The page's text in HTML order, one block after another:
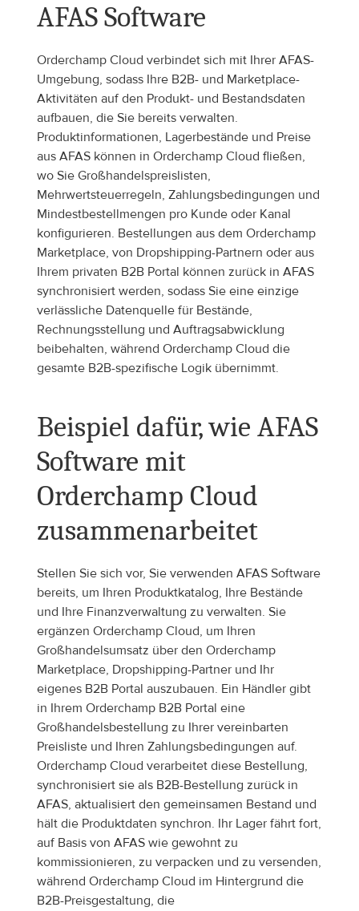
AFAS Software
Orderchamp Cloud verbindet sich mit Ihrer AFAS-
Umgebung, sodass Ihre B2B- und Marketplace-
Aktivitäten auf den Produkt- und Bestandsdaten
aufbauen, die Sie bereits verwalten.
Produktinformationen, Lagerbestände und Preise
aus AFAS können in Orderchamp Cloud fließen,
wo Sie Großhandelspreislisten,
Mehrwertsteuerregeln, Zahlungsbedingungen und
Mindestbestellmengen pro Kunde oder Kanal
konfigurieren. Bestellungen aus dem Orderchamp
Marketplace, von Dropshipping-Partnern oder aus
Ihrem privaten B2B Portal können zurück in AFAS
synchronisiert werden, sodass Sie eine einzige
verlässliche Datenquelle für Bestände,
Rechnungsstellung und Auftragsabwicklung
beibehalten, während Orderchamp Cloud die
gesamte B2B-spezifische Logik übernimmt.
Beispiel dafür, wie AFAS
Software mit
Orderchamp Cloud
zusammenarbeitet
Stellen Sie sich vor, Sie verwenden AFAS Software
bereits, um Ihren Produktkatalog, Ihre Bestände
und Ihre Finanzverwaltung zu verwalten. Sie
ergänzen Orderchamp Cloud, um Ihren
Großhandelsumsatz über den Orderchamp
Marketplace, Dropshipping-Partner und Ihr
eigenes B2B Portal auszubauen. Ein Händler gibt
in Ihrem Orderchamp B2B Portal eine
Großhandelsbestellung zu Ihrer vereinbarten
Preisliste und Ihren Zahlungsbedingungen auf.
Orderchamp Cloud verarbeitet diese Bestellung,
synchronisiert sie als B2B-Bestellung zurück in
AFAS, aktualisiert den gemeinsamen Bestand und
hält die Produktdaten synchron. Ihr Lager fährt fort,
auf Basis von AFAS wie gewohnt zu
kommissionieren, zu verpacken und zu versenden,
während Orderchamp Cloud im Hintergrund die
B2B-Preisgestaltung, die